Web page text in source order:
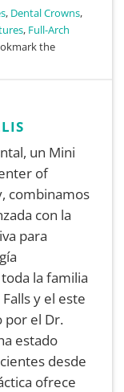
, Dental Crowns,
, Full-Arch
the
un Mini
of
combinamos
con la
para
la familia
y el este
por el Dr.
estado
desde
ofrece